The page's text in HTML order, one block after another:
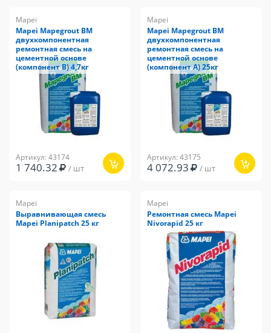
Mapei
Mapei Mapegrout BM
двухкомпонентная
ремонтная смесь на
цементной основе
(компонент В) 4,7кг
Артикул: 43174
1 740.32 / шт
Mapei
Mapei Mapegrout BM
двухкомпонентная
ремонтная смесь на
цементной основе
(компонент А) 25кг
Артикул: 43175
4 072.93 / шт
Mapei
Выравнивающая смесь
Mapei Planipatch 25 кг
Mapei
Ремонтная смесь Mapei
Nivorapid 25 кг